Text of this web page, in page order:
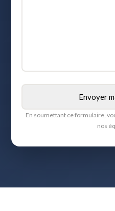
En soumettant ce formulaire,
nos